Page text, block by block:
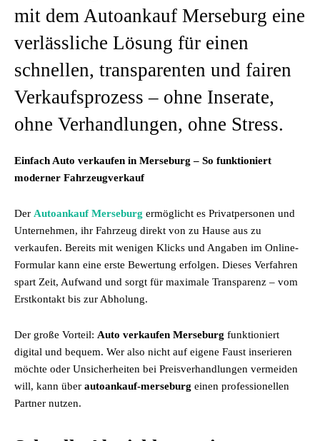
mit dem Autoankauf Merseburg eine
verlässliche Lösung für einen
schnellen, transparenten und fairen
Verkaufsprozess – ohne Inserate,
ohne Verhandlungen, ohne Stress.
Einfach Auto verkaufen in Merseburg – So funktioniert
moderner Fahrzeugverkauf
Der Autoankauf Merseburg ermöglicht es Privatpersonen und
Unternehmen, ihr Fahrzeug direkt von zu Hause aus zu
verkaufen. Bereits mit wenigen Klicks und Angaben im Online-
Formular kann eine erste Bewertung erfolgen. Dieses Verfahren
spart Zeit, Aufwand und sorgt für maximale Transparenz – vom
Erstkontakt bis zur Abholung.
Der große Vorteil: Auto verkaufen Merseburg funktioniert
digital und bequem. Wer also nicht auf eigene Faust inserieren
möchte oder Unsicherheiten bei Preisverhandlungen vermeiden
will, kann über autoankauf-merseburg einen professionellen
Partner nutzen.